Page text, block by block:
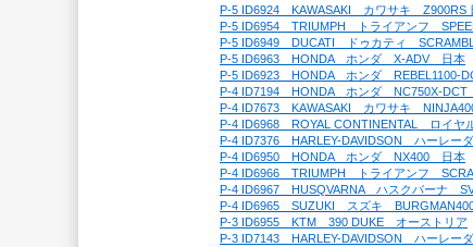
P-5 ID6924　KAWASAKI　カワサキ　Z900RS
P-5 ID6954　TRIUMPH　トライアンフ　
P-5 ID6949　DUCATI　ドゥカティ　
P-5 ID6963　HONDA　ホンダ　X-ADV　日本
P-5 ID6923　HONDA　ホンダ　REBEL1100-
P-4 ID7194　HONDA　ホンダ　NC750X-DCT
P-4 ID7673　KAWASAKI　カワサキ　
P-4 ID6968　ROYAL CONTINENTAL　ロイ
P-4 ID7376　HARLEY-DAVIDSON　ハーレー
P-4 ID6950　HONDA　ホンダ　NX400　日本
P-4 ID6966　TRIUMPH　トライアンフ　
P-4 ID6967　HUSQVARNA　ハスクバーナ　
P-4 ID6965　SUZUKI　スズキ　
P-3 ID6955　KTM　390 DUKE　オーストリア
P-3 ID7143　HARLEY-DAVIDSON　ハーレー